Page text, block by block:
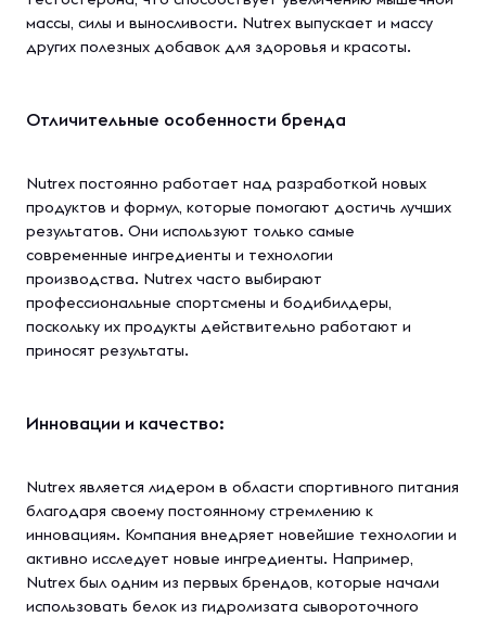
массы, силы и выносливости. Nutrex выпускает и массу
других полезных добавок для здоровья и красоты.
Отличительные особенности бренда
Nutrex постоянно работает над разработкой новых
продуктов и формул, которые помогают достичь лучших
результатов. Они используют только самые
современные ингредиенты и технологии
производства. Nutrex часто выбирают
профессиональные спортсмены и бодибилдеры,
поскольку их продукты действительно работают и
приносят результаты.
Инновации и качество:
Nutrex является лидером в области спортивного питания
благодаря своему постоянному стремлению к
инновациям. Компания внедряет новейшие технологии и
активно исследует новые ингредиенты. Например,
Nutrex был одним из первых брендов, которые начали
использовать белок из гидролизата сывороточного